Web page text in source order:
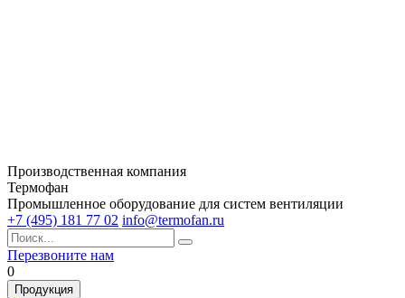
Производственная компания
Термофан
Промышленное оборудование для систем вентиляции
+7 (495) 181 77 02 info@termofan.ru
Перезвоните нам
0
Продукция